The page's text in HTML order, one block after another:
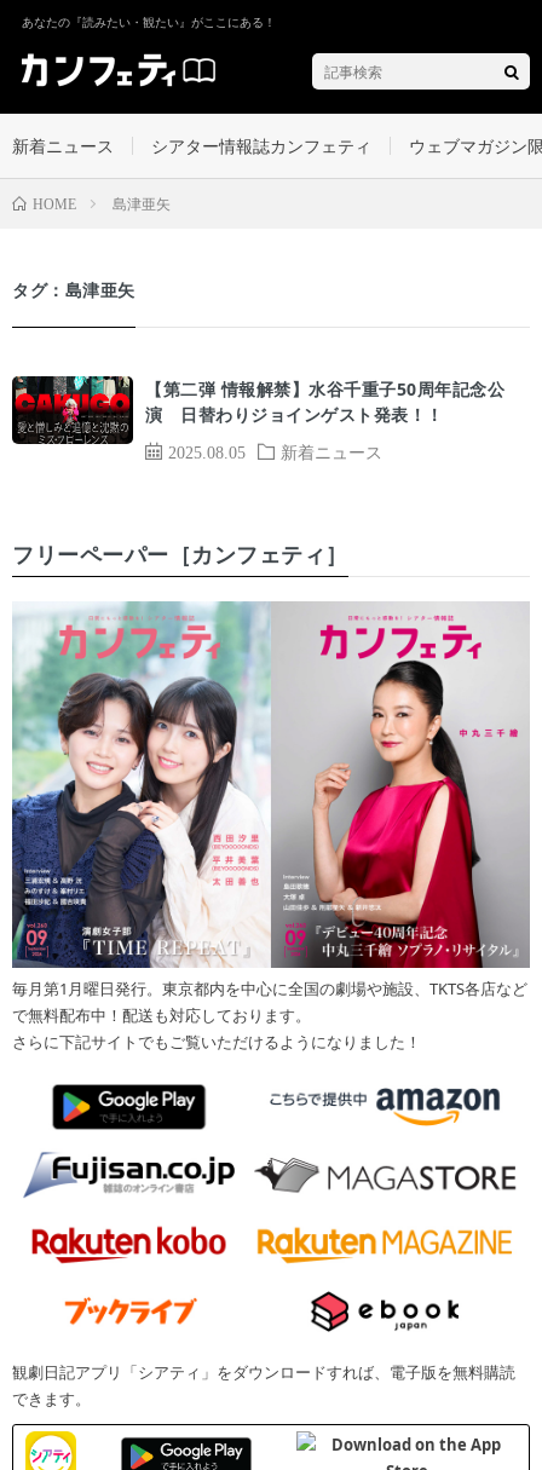
あなたの『読みたい・観たい』がここにある！
新着ニュース シアター情報誌カンフェティ ウェブマガジン
HOME 島津亜矢
タグ：島津亜矢
2025.08.05 新着ニュース
【第二弾 情報解禁】水谷千重子50周年記念公
演 日替わりジョインゲスト発表！！
フリーペーパー［カンフェティ］
毎月第1月曜日発行。東京都内を中心に全国の劇場や施設、TKTS各店など
で無料配布中！配送も対応しております。
さらに下記サイトでもご覧いただけるようになりました！
観劇日記アプリ「シアティ」をダウンロードすれば、電子版を無料購読
できます。